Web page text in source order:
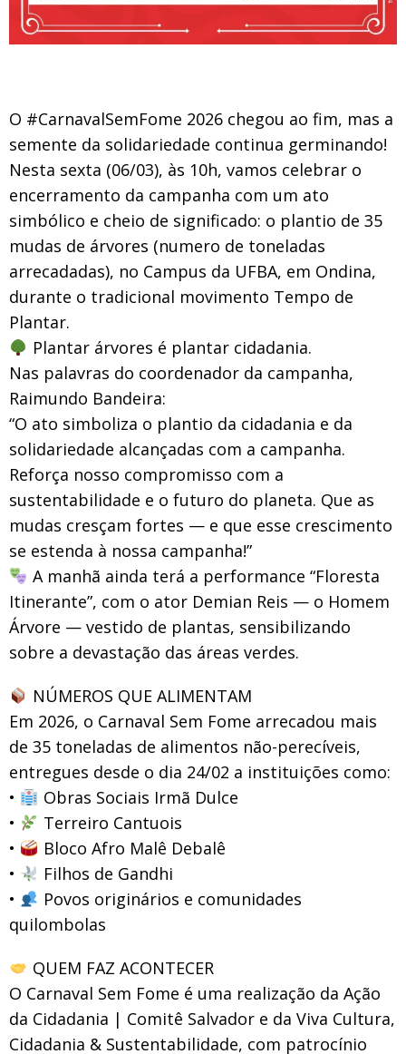
O #CarnavalSemFome 2026 chegou ao fim, mas a
semente da solidariedade continua germinando!
Nesta sexta (06/03), às 10h, vamos celebrar o
encerramento da campanha com um ato
simbólico e cheio de significado: o plantio de 35
mudas de árvores (numero de toneladas
arrecadadas), no Campus da UFBA, em Ondina,
durante o tradicional movimento Tempo de
Plantar.
Plantar árvores é plantar cidadania.
Nas palavras do coordenador da campanha,
Raimundo Bandeira:
“O ato simboliza o plantio da cidadania e da
solidariedade alcançadas com a campanha.
Reforça nosso compromisso com a
sustentabilidade e o futuro do planeta. Que as
mudas cresçam fortes — e que esse crescimento
se estenda à nossa campanha!”
A manhã ainda terá a performance “Floresta
Itinerante”, com o ator Demian Reis — o Homem
Árvore — vestido de plantas, sensibilizando
sobre a devastação das áreas verdes.
NÚMEROS QUE ALIMENTAM
Em 2026, o Carnaval Sem Fome arrecadou mais
de 35 toneladas de alimentos não-perecíveis,
entregues desde o dia 24/02 a instituições como:
•
Obras Sociais Irmã Dulce
•
Terreiro Cantuois
•
Bloco Afro Malê Debalê
•
Filhos de Gandhi
•
Povos originários e comunidades
quilombolas
QUEM FAZ ACONTECER
O Carnaval Sem Fome é uma realização da Ação
da Cidadania | Comitê Salvador e da Viva Cultura,
Cidadania & Sustentabilidade, com patrocínio